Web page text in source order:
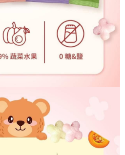
該用戶之使用額度並採取法律行動。